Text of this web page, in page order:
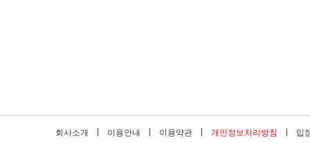
회사소개 이용안내 이용약관 개인정보처리방침 입